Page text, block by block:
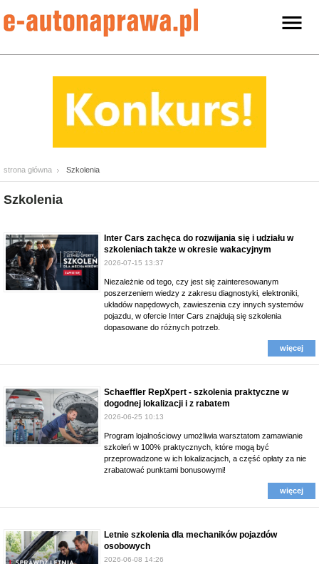
strona główna Szkolenia
Szkolenia
Inter Cars zachęca do rozwijania się i udziału w
szkoleniach także w okresie wakacyjnym
2026-07-15 13:37
Niezależnie od tego, czy jest się zainteresowanym
poszerzeniem wiedzy z zakresu diagnostyki, elektroniki,
układów napędowych, zawieszenia czy innych systemów
pojazdu, w ofercie Inter Cars znajdują się szkolenia
dopasowane do różnych potrzeb.
więcej
Schaeffler RepXpert - szkolenia praktyczne w
dogodnej lokalizacji i z rabatem
2026-06-25 10:13
Program lojalnościowy umożliwia warsztatom zamawianie
szkoleń w 100% praktycznych, które mogą być
przeprowadzone w ich lokalizacjach, a część opłaty za nie
zrabatować punktami bonusowymi!
więcej
Letnie szkolenia dla mechaników pojazdów
osobowych
2026-06-08 14:26